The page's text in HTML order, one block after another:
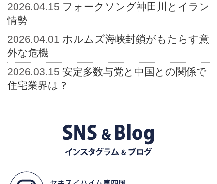
2026.04.15 フォークソング神田川とイラン
情勢
2026.04.01 ホルムズ海峡封鎖がもたらす意
外な危機
2026.03.15 安定多数与党と中国との関係で
住宅業界は？